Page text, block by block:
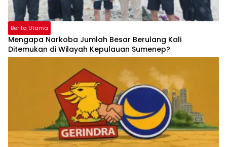
Berita Utama
Mengapa Narkoba Jumlah Besar Berulang Kali
Ditemukan di Wilayah Kepulauan Sumenep?